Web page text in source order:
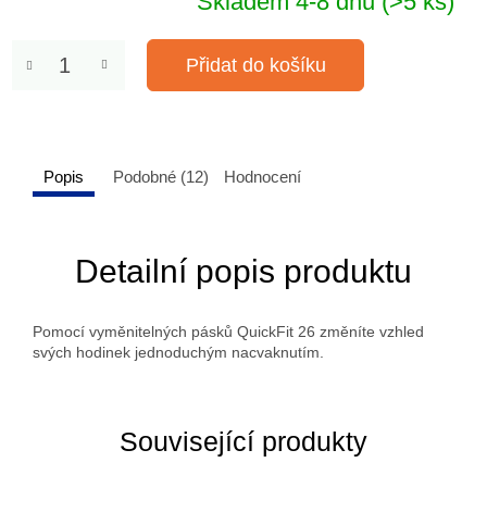
Přidat do košíku
Související produkty
Popis Podobné (12) Hodnocení
Detailní popis produktu
Pomocí vyměnitelných pásků QuickFit 26 změníte vzhled
svých hodinek jednoduchým nacvaknutím.